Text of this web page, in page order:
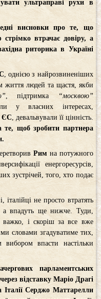
ультраправі рухи в
висновки про те, що
стрімко втрачає довіру, а
риторика в Україні
, однією з найрозвиненіших
життя людей та щастя, якби
, підтримка
“москвою”
у власних інтересах,
ЄС , девальвували її цінність.
щоб зробити партнера
Рим на потужного
енергоресурсів,
зустрічей, того, хто подає
італійці не просто втратять
а впадуть ще нижче. Туди,
важко, і скоріш за все вже
словами згадуватиме тих,
впасти настільки
парламентських
відставку Маріо Драгі
Серджо Маттарелли